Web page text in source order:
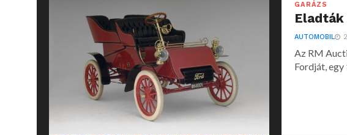
GARÁZS
AUTOMOBIL
Az RM
Fordját,